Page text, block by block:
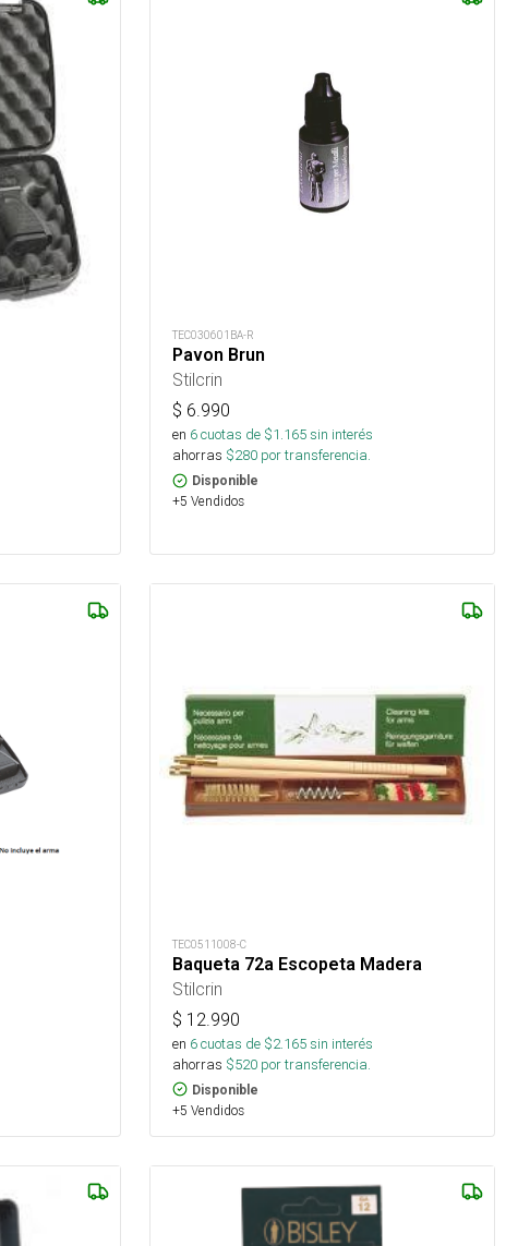
TEC030601BA-R
Pavon Brun
Stilcrin
$ 6.990
en 6cuotas de $1.165sin interés
ahorras $280 por transferencia.
Disponible
+5 Vendidos
TEC0511008-C
Baqueta 72a Escopeta Madera
Stilcrin
$ 12.990
en 6cuotas de $2.165sin interés
ahorras $520 por transferencia.
Disponible
+5 Vendidos